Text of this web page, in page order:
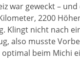
war geweckt –
2200
Klingt nicht nach
also musste
optimal beim Michi